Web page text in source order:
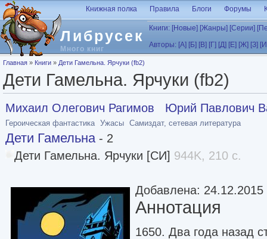
Перейти к основному содержанию
Либрусек
Много книг
Книжная полка Правила Блоги Форумы
Книги: [Новые] [Жанры] [Серии]
Авторы: [А] [Б] [В] [Г] [Д] [Е] [Ж] [З]
Вы здесь
Главная » Книги » Дети Гамельна. Ярчуки (fb2)
Дети Гамельна. Ярчуки (fb2)
Михаил Олегович Рагимов Юрий Павлович
Героическая фантастика Ужасы Самиздат, сетевая литература
Дети Гамельна - 2
Дети Гамельна. Ярчуки [СИ] 944K, 210 с.
Добавлена: 24.12.2015
Аннотация
1650. Два года назад